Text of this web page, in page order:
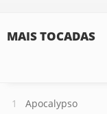
MAIS TOCADAS
Apocalypso